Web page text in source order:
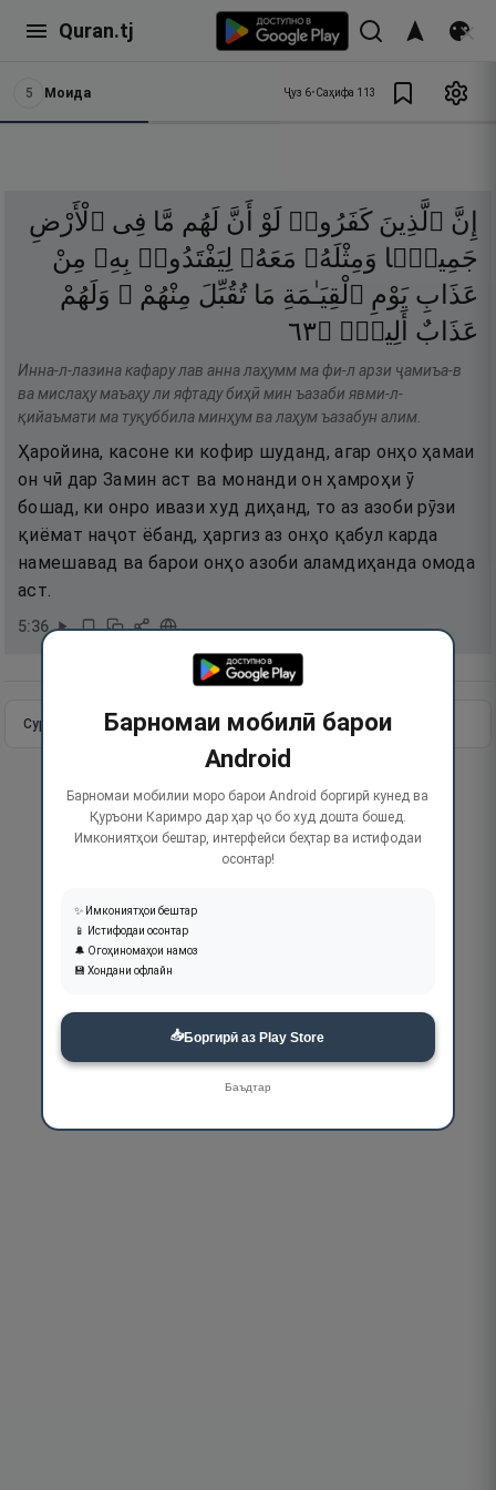
Quran.tj
5 Моида Ҷуз 6•Саҳифа 113
إِنَّ ٱلَّذِينَ كَفَرُوا۟ لَوْ أَنَّ لَهُم مَّا فِى ٱلْأَرْضِ
جَمِيعًۭا وَمِثْلَهُۥ مَعَهُۥ لِيَفْتَدُوا۟ بِهِۦ مِنْ
عَذَابِ يَوْمِ ٱلْقِيَـٰمَةِ مَا تُقُبِّلَ مِنْهُمْ ۖ وَلَهُمْ
عَذَابٌ
أَلِيمٌۭ ۝٣٦
Инна-л-лазина кафару лав анна лаҳумм ма фи-л арзи ҷамиъа-в
ва мислаҳу маъаҳу ли яфтаду биҳӣ мин ъазаби явми-л-
қийаъмати ма туқуббила минҳум ва лаҳум ъазабун алим.
Ҳаройина, касоне ки кофир шуданд, агар онҳо ҳамаи
он чӣ дар Замин аст ва монанди он ҳамроҳи ӯ
бошад, ки онро ивази худ диҳанд, то аз азоби рӯзи
қиёмат наҷот ёбанд, ҳаргиз аз онҳо қабул карда
намешавад ва барои онҳо азоби аламдиҳанда омода
аст.
5:36
Сураи пурра Идома додан
Барномаи мобилӣ барои
Android
Барномаи мобилии моро барои Android боргирӣ кунед ва
Қуръони Каримро дар ҳар ҷо бо худ дошта бошед.
Имкониятҳои бештар, интерфейси беҳтар ва истифодаи
осонтар!
✨ Имкониятҳои бештар
📱 Истифодаи осонтар
🔔 Огоҳиномаҳои намоз
💾 Хондани офлайн
📥Боргирӣ аз Play Store
Баъдтар